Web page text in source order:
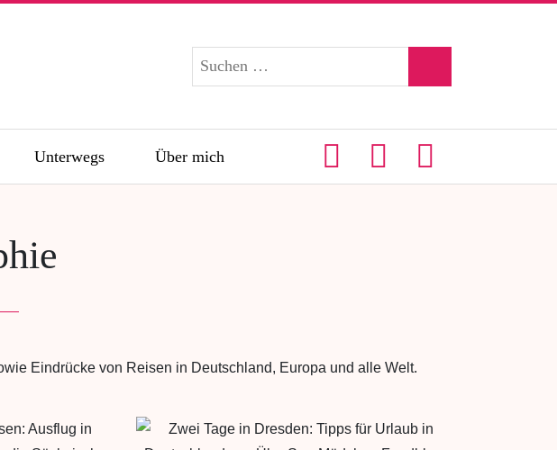
Unterwegs Über mich
Eindrücke von Reisen in Deutschland, Europa und alle Welt.